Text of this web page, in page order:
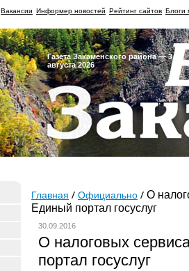
Вакансии Информер новостей Рейтинг сайтов Блоги
Газета Закаменского района — 3
августа 2026
Главная Официально
О
Единый портал госуслуг
30.09.2016
О налоговых
портал госуслуг